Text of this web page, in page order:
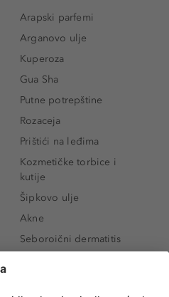
Arapski parfemi
Arganovo ulje
Kuperoza
Gua Sha
Putne potrepštine
Rozaceja
Prištići na leđima
Kozmetičke torbice i
kutije
Šipkovo ulje
Akne
Seboroični dermatitis